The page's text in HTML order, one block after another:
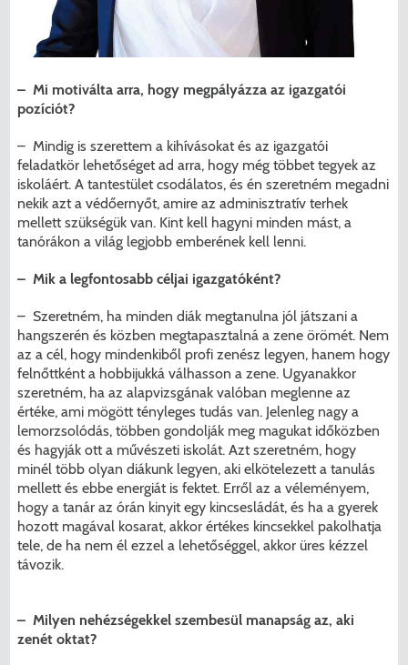
– Mi motiválta arra, hogy megpályázza az igazgatói
pozíciót?
– Mindig is szerettem a kihívásokat és az igazgatói
feladatkör lehetőséget ad arra, hogy még többet tegyek az
iskoláért. A tantestület csodálatos, és én szeretném megadni
nekik azt a védőernyőt, amire az adminisztratív terhek
mellett szükségük van. Kint kell hagyni minden mást, a
tanórákon a világ legjobb emberének kell lenni.
– Mik a legfontosabb céljai igazgatóként?
– Szeretném, ha minden diák megtanulna jól játszani a
hangszerén és közben megtapasztalná a zene örömét. Nem
az a cél, hogy mindenkiből profi zenész legyen, hanem hogy
felnőttként a hobbijukká válhasson a zene. Ugyanakkor
szeretném, ha az alapvizsgának valóban meglenne az
értéke, ami mögött tényleges tudás van. Jelenleg nagy a
lemorzsolódás, többen gondolják meg magukat időközben
és hagyják ott a művészeti iskolát. Azt szeretném, hogy
minél több olyan diákunk legyen, aki elkötelezett a tanulás
mellett és ebbe energiát is fektet. Erről az a véleményem,
hogy a tanár az órán kinyit egy kin­csesládát, és ha a gyerek
hozott magával kosarat, akkor értékes kincsekkel pakolhatja
tele, de ha nem él ezzel a lehetőséggel, akkor üres kézzel
távozik.
– Milyen nehézségekkel szembesül manapság az, aki
zenét oktat?